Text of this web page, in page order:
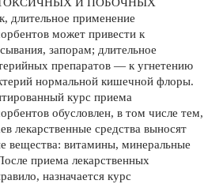
применение
может привести к
запорам; длительное
препаратов — к угнетению
нормальной кишечной флоры.
курс приема
обусловлен, в том числе тем,
лекарственные средства выносят
вещества: витамины, минеральные
приема лекарственных
назначается курс